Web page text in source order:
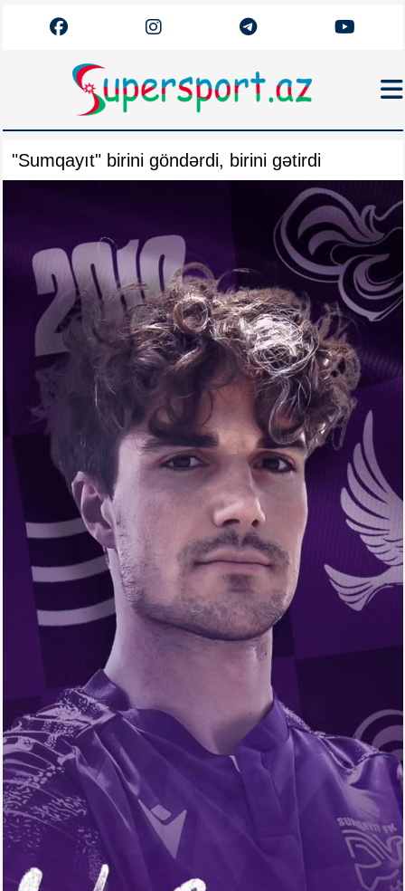
Azərbaycan
Premyer Liqa
Dünya
Superliqa
Canlı
Arena
Ulduz
Yazarlar
Tribuna
Eksklüziv
Döyüş
Taekvondo
Tayboks
Karate
Seçilmişlər
Video
Foto
Digər
Maqazin
"Sumqayıt" birini göndərdi, birini gətirdi